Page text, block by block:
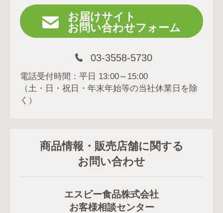
お届けサイト
お問い合わせフォーム
03-3558-5730
電話受付時間：平日 13:00～15:00
（土・日・祝日・年末年始等の当社休業日を除
く）
商品情報・販売店舗に関する
お問い合わせ
エスビー食品株式会社
お客様相談センター